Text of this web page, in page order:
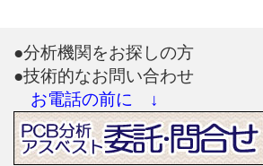
●分析機関をお探しの方
●技術的なお問い合わせ
お電話の前に ↓